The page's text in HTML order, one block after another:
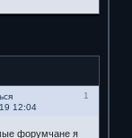
1
12:04
форумчане я